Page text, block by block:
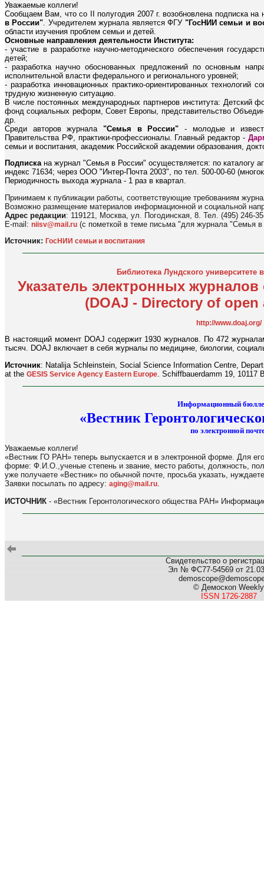
Уважаемые коллеги!
Сообщаем Вам, что со II полугодия 2007 г. возобновлена подписка
в России". Учредителем журнала является ФГУ "ГосНИИ семьи и
области изучения проблем семьи и детей.
Основные направления деятельности Института:
- участие в разработке научно-методического обеспечения
детей;
- разработка научно обоснованных предложений по основным
исполнительной власти федерального и регионального уровней;
- разработка инновационных практико-ориентированных
трудную жизненную ситуацию.
В числе постоянных международных партнеров института:
фонд социальных реформ, Совет Европы, представительство
др.
Среди авторов журнала "Семья в России" - молодые и
Правительства РФ, практики-профессионалы. Главный редактор -
семьи и воспитания, академик Российской академии образования,
Подпискана журнал "Семья в России" осуществляется: по каталогу
индекс 71634; через ООО "Интер-Почта 2003", по тел. 500-00-60
Периодичность выхода журнала - 1 раз в квартал.
Принимаем к публикации работы, соответствующие требованиям
Возможно размещение материалов информационной и социальной
Адрес редакции: 119121, Москва, ул. Погодинская, 8. Тел. (495) 246-
E-mail: niisv@mail.ru (с пометкой в теме письма "для журнала "Семья в
Источник: ГосНИИ семьи и воспитания
Библиотека Лундского университете
Указатель электронных
(DOAJ - Directory of
http://www.doaj.org/
В настоящий момент DOAJ содержит 1930 журналов. По 472
тысяч. DOAJ включает в себя журналы по медицине, биологии,
Источник: Natalija Schleinstein, Social Science Information Centre,
at the GESIS Service Agency Eastern Europe . Schiffbauerdamm 19, 10117
Информационный
«Вестник
по электронной
Уважаемые коллеги!
«Вестник ГО РАН» теперь выпускается и в электронной форме. Для
форме: Ф.И.О.,ученые степень и звание, место работы, должность,
уже получаете «Вестник» по обычной почте, просьба указать,
Заявки посылать по адресу: aging@mail.ru
ИСТОЧНИК - «Вестник Геронтологического общества РАН»
Свидетельство о
Эл № ФС77-54569 от
© Демоскоп Weekly
ISSN 1726-2887